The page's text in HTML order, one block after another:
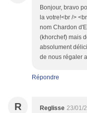
Bonjour, bravo
la votre!<br />
nom Chardon
(khorchef) mais
absolument
de nous régaler
Répondre
R Reglisse 23/01/